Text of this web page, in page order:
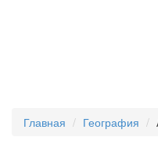
Главная География